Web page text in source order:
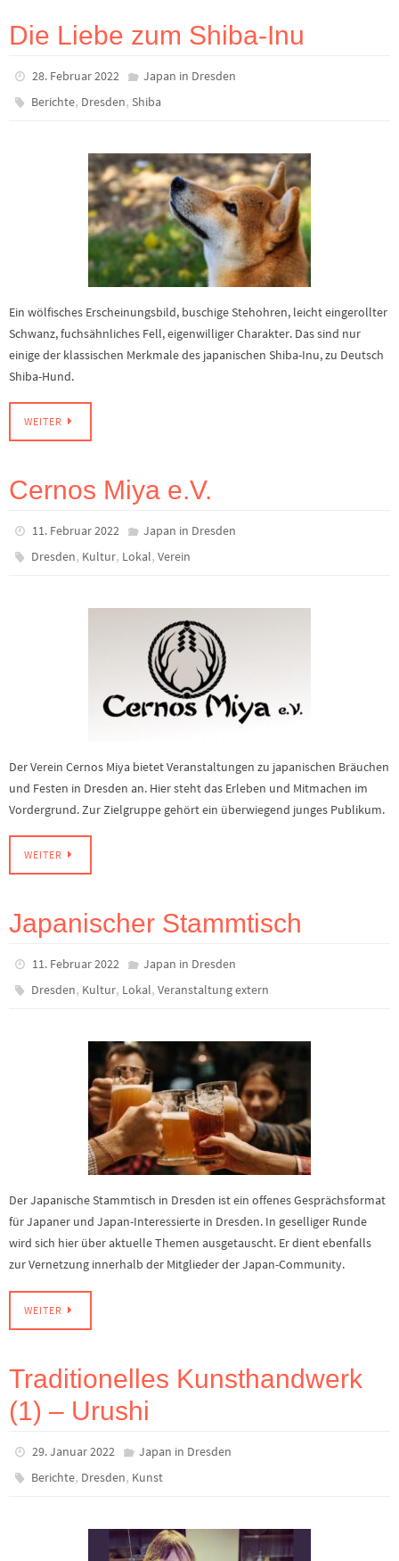
Die Liebe zum Shiba-Inu
28. Februar 2022
Japan in Dresden
Berichte, Dresden,Shiba
Ein wölfisches Erscheinungsbild, buschige Stehohren, leicht eingerollter
Schwanz, fuchsähnliches Fell, eigenwilliger Charakter. Das sind nur
einige der klassischen Merkmale des japanischen Shiba-Inu, zu Deutsch
Shiba-Hund.
WEITER
Cernos Miya e.V.
11. Februar 2022
Japan in Dresden
Dresden, Kultur, Lokal,Verein
Der Verein Cernos Miya bietet Veranstaltungen zu japanischen Bräuchen
und Festen in Dresden an. Hier steht das Erleben und Mitmachen im
Vordergrund. Zur Zielgruppe gehört ein überwiegend junges Publikum.
WEITER
Japanischer Stammtisch
11. Februar 2022
Japan in Dresden
Dresden, Kultur, Lokal,Veranstaltung extern
Der Japanische Stammtisch in Dresden ist ein offenes Gesprächsformat
für Japaner und Japan-Interessierte in Dresden. In geselliger Runde
wird sich hier über aktuelle Themen ausgetauscht. Er dient ebenfalls
zur Vernetzung innerhalb der Mitglieder der Japan-Community.
WEITER
Traditionelles Kunsthandwerk
(1) – Urushi
29. Januar 2022
Japan in Dresden
Berichte, Dresden, Kunst